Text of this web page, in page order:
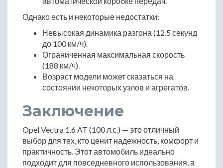
Однако есть и некоторые недостатки:
Невысокая динамика разгона (12.5 секунд
до 100 км/ч).
Ограниченная максимальная скорость
(188 км/ч).
Возраст модели может сказаться на
состоянии некоторых узлов и агрегатов.
Заключение
Opel Vectra 1.6 AT (100 л.с.) — это отличный
выбор для тех, кто ценит надежность, комфорт и
практичность. Этот автомобиль идеально
подходит для повседневного использования, а